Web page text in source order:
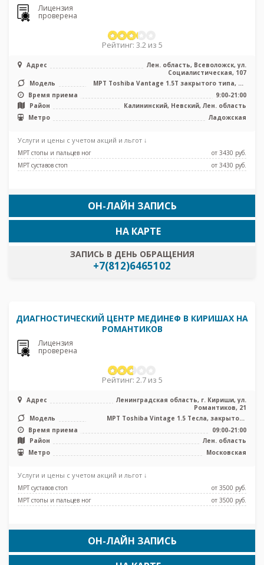
Лицензия
проверена
Рейтинг: 3.2 из 5
Адрес
Лен. область, Всеволожск, ул.
Социалистическая, 107
Модель
МРТ Toshiba Vantage 1.5T закрытого типа, КТ
Время приема
9:00-21:00
Район
Калининский, Невский, Лен. область
Метро
Ладожская
Услуги и цены с учетом акций и льгот ↓
МРТ стопы и пальцев ног
от 3430 pуб.
МРТ суставов стоп
от 3430 pуб.
ОН-ЛАЙН ЗАПИСЬ
ЗАПИСЬ В ДЕНЬ ОБРАЩЕНИЯ
+7(812)6465102
НА КАРТЕ
ДИАГНОСТИЧЕСКИЙ ЦЕНТР МЕДИНЕФ В КИРИШАХ НА
РОМАНТИКОВ
Лицензия
проверена
Рейтинг: 2.7 из 5
Адрес
Ленинградская область, г. Кириши, ул.
Романтиков, 21
Модель
МРТ Toshiba Vintage 1.5 Тесла, закрытого
типа, УЗИ
Время приема
09:00-21:00
Район
Лен. область
Метро
Московская
Услуги и цены с учетом акций и льгот ↓
МРТ суставов стоп
от 3500 pуб.
МРТ стопы и пальцев ног
от 3500 pуб.
ОН-ЛАЙН ЗАПИСЬ